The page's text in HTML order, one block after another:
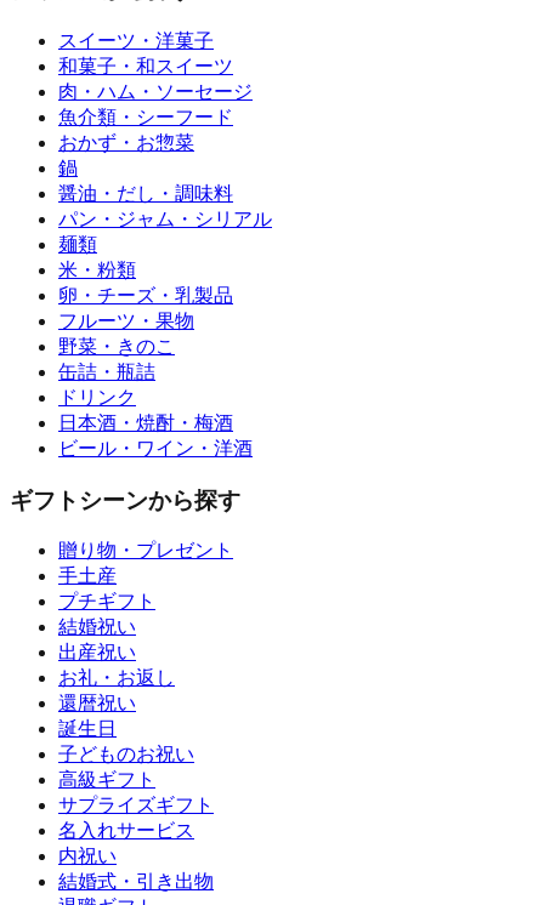
スイーツ・洋菓子
和菓子・和スイーツ
肉・ハム・ソーセージ
魚介類・シーフード
おかず・お惣菜
鍋
醤油・だし・調味料
パン・ジャム・シリアル
麺類
米・粉類
卵・チーズ・乳製品
フルーツ・果物
野菜・きのこ
缶詰・瓶詰
ドリンク
日本酒・焼酎・梅酒
ビール・ワイン・洋酒
ギフトシーンから探す
贈り物・プレゼント
手土産
プチギフト
結婚祝い
出産祝い
お礼・お返し
還暦祝い
誕生日
子どものお祝い
高級ギフト
サプライズギフト
名入れサービス
内祝い
結婚式・引き出物